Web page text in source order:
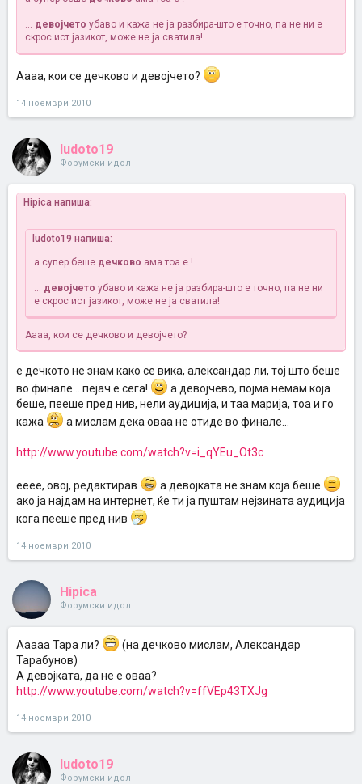
... девојчето убаво и кажа не ја разбира-што е точно, па не ни е
скрос ист јазикот, може не ја сватила!
Аааа, кои се дечково и девојчето?
14 ноември 2010
ludoto19
Форумски идол
Hipica напиша:
ludoto19 напиша:
а супер беше дечково ама тоа е !
... девојчето убаво и кажа не ја разбира-што е точно, па не ни
е скрос ист јазикот, може не ја сватила!
Аааа, кои се дечково и девојчето?
е дечкото не знам како се вика, александар ли, тој што беше
во финале... пејач е сега!
а девојчево, појма немам која
беше, пееше пред нив, нели аудиција, и таа марија, тоа и го
кажа
а мислам дека оваа не отиде во финале...
http://www.youtube.com/watch?v=i_qYEu_Ot3c
ееее, овој, редактирав
а девојката не знам која беше
ако ја најдам на интернет, ќе ти ја пуштам нејзината аудиција
кога пееше пред нив
14 ноември 2010
Hipica
Форумски идол
Ааааа Тара ли?
(на дечково мислам, Александар
Тарабунов)
А девојката, да не е оваа?
http://www.youtube.com/watch?v=ffVEp43TXJg
14 ноември 2010
ludoto19
Форумски идол